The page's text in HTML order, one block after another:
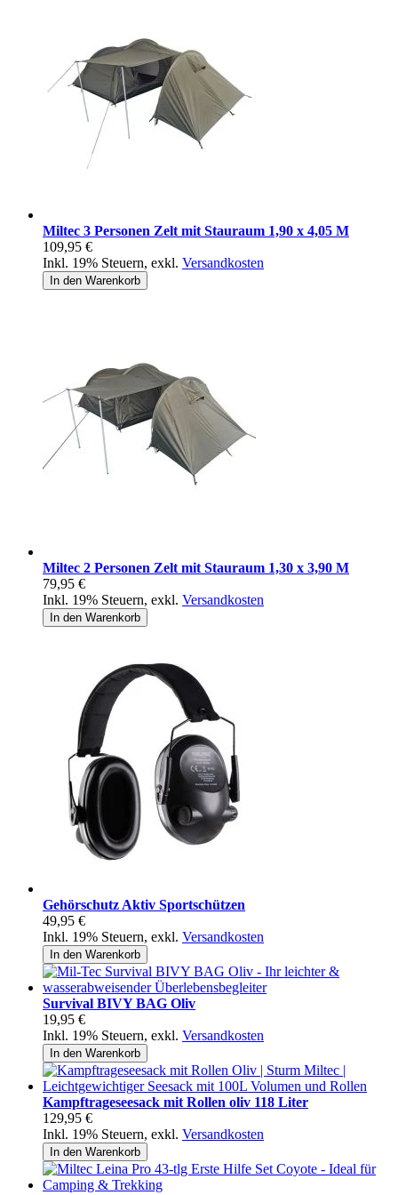
Miltec 3 Personen Zelt mit Stauraum 1,90 x 4,05 M
109,95 €
Inkl. 19% Steuern, exkl. Versandkosten
In den Warenkorb
Miltec 2 Personen Zelt mit Stauraum 1,30 x 3,90 M
79,95 €
Inkl. 19% Steuern, exkl. Versandkosten
In den Warenkorb
Gehörschutz Aktiv Sportschützen
49,95 €
Inkl. 19% Steuern, exkl. Versandkosten
In den Warenkorb
Survival BIVY BAG Oliv
19,95 €
Inkl. 19% Steuern, exkl. Versandkosten
In den Warenkorb
Kampftrageseesack mit Rollen oliv 118 Liter
129,95 €
Inkl. 19% Steuern, exkl. Versandkosten
In den Warenkorb